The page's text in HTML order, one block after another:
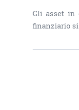
Gli asset in
finanziario